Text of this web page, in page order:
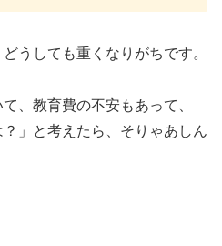
うしても重くなりがちです。
、教育費の不安もあって、
？」と考えたら、そりゃあしん